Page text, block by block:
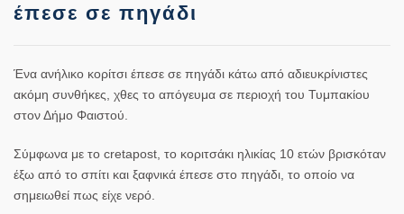
έπεσε σε πηγάδι
Ένα ανήλικο κορίτσι έπεσε σε πηγάδι κάτω από αδιευκρίνιστες
ακόμη συνθήκες, χθες το απόγευμα σε περιοχή του Τυμπακίου
στον Δήμο Φαιστού.
Σύμφωνα με το cretapost, το κοριτσάκι ηλικίας 10 ετών βρισκόταν
έξω από το σπίτι και ξαφνικά έπεσε στο πηγάδι, το οποίο να
σημειωθεί πως είχε νερό.